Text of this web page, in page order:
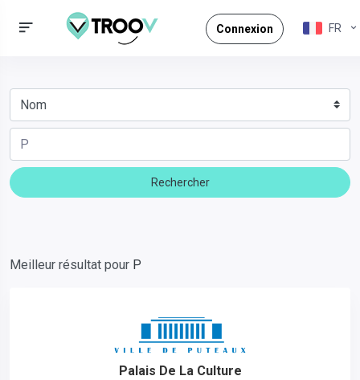
Connexion FR
Rechercher
Meilleur résultat pour P
Palais De La Culture